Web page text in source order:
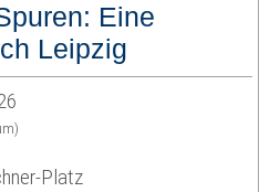
Eine
Leipzig
Platz